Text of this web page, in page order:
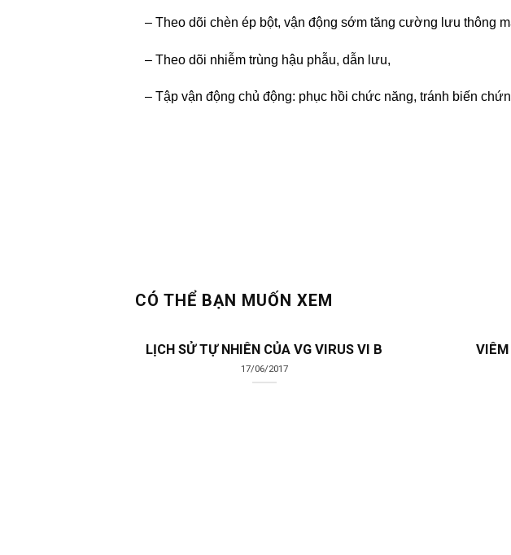
– Theo dõi chèn ép bột, vận động sớm tăng cường lưu thông
– Theo dõi nhiễm trùng hậu phẫu, dẫn lưu,
– Tập vận động chủ động: phục hồi chức năng, tránh biến
CÓ THỂ BẠN MUỐN XEM
LỊCH SỬ TỰ NHIÊN CỦA VG VIRUS VI B
17/06/2017
VIÊM